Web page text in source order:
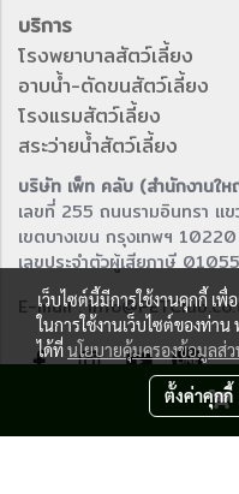
บริการ
โรงพยาบาลสัตว์เลี้ยง
อาบน้ำ-ตัดขนสัตว์เลี้ยง
โรงแรมสัตว์เลี้ยง
สระว่ายน้ำสัตว์เลี้ยง
บริษัท เพ็ท คลับ (สำนักงานใ
เลขที่ 255 ถนนรามอินทรา แข
เขตบางเขน กรุงเทพฯ 10220
เลขประจำตัวผู้เสียภาษี
E-mail :
เว็บไซต์นี้มีการใช้งานคุกกี้ เ
ในการใช้งานเว็บไซต์ของท่า
ได้ที่นโยบายคุ้มครองข้อมูลส่
ตั้งค่าคุกกี้